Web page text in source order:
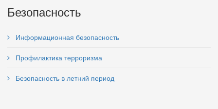
Безопасность
Информационная безопасность
Профилактика терроризма
Безопасность в летний период